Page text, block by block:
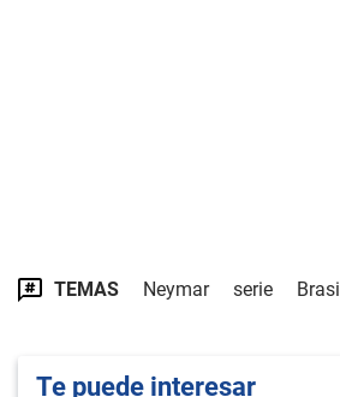
TEMAS Neymar serie
Te puede interesar